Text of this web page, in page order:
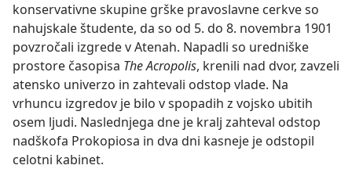
konservativne skupine grške pravoslavne cerkve so
nahujskale študente, da so od 5. do 8. novembra 1901
povzročali izgrede v Atenah. Napadli so uredniške
prostore časopisa The Acropolis, krenili nad dvor, zavzeli
atensko univerzo in zahtevali odstop vlade. Na
vrhuncu izgredov je bilo v spopadih z vojsko ubitih
osem ljudi. Naslednjega dne je kralj zahteval odstop
nadškofa Prokopiosa in dva dni kasneje je odstopil
celotni kabinet.